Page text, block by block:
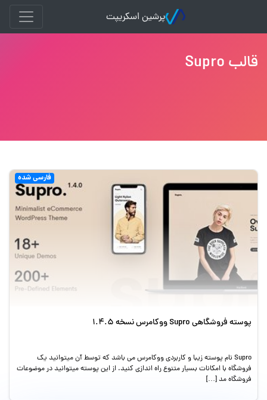
پرشین اسکریپت
قالب Supro
فارسی شده
پوسته فروشگاهی Supro ووکامرس نسخه 1.4.5
Supro نام پوسته زیبا و کاربردی ووکامرس می باشد که توسط آن میتوانید یک
فروشگاه با امکانات بسیار متنوع راه اندازی کنید. از این پوسته میتوانید در موضوعات
فروشگاه مد […]